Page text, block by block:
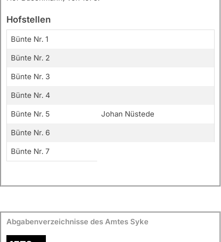
Hofstellen
Bünte Nr. 1
Bünte Nr. 2
Bünte Nr. 3
Bünte Nr. 4
Bünte Nr. 5
Johan Nüstede
Bünte Nr. 6
Bünte Nr. 7
Abgabenverzeichnisse des Amtes Syke